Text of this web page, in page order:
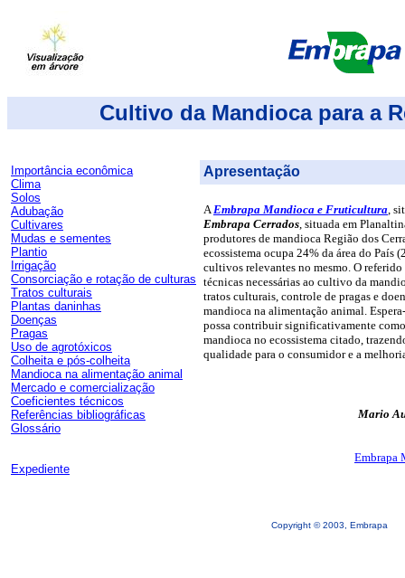
Cultivo da Mandioca para a
Importância econômica
Clima
Solos
Adubação
Cultivares
Mudas e sementes
Plantio
Irrigação
Consorciação e rotação de culturas
Tratos culturais
Plantas daninhas
Doenças
Pragas
Uso de agrotóxicos
Colheita e pós-colheita
Mandioca na alimentação animal
Mercado e comercialização
Coeficientes técnicos
Referências bibliográficas
Glossário
Expediente
Apresentação
AEmbrapa Mandioca e Fruticultura,
Embrapa Cerrados, situada em
produtores de mandioca Região dos
ecossistema ocupa 24% da área do País
cultivos relevantes no mesmo. O
técnicas necessárias ao cultivo da
tratos culturais, controle de pragas e
mandioca na alimentação animal.
possa contribuir significativamente
mandioca no ecossistema citado,
qualidade para o consumidor e a
Mario
Embrapa
Copyright © 2003, Embrapa